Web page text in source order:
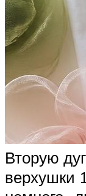
Вторую
верхушки